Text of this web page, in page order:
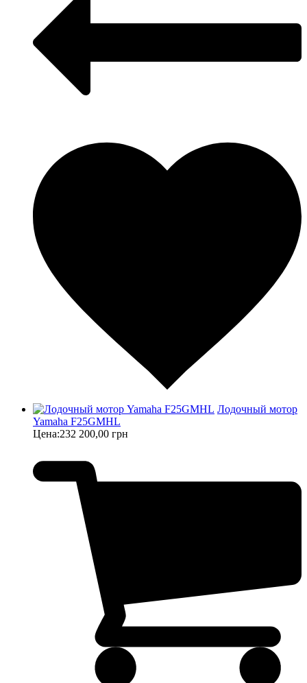
Лодочный мотор
Yamaha F25GMHL
Цена:232 200,00 грн